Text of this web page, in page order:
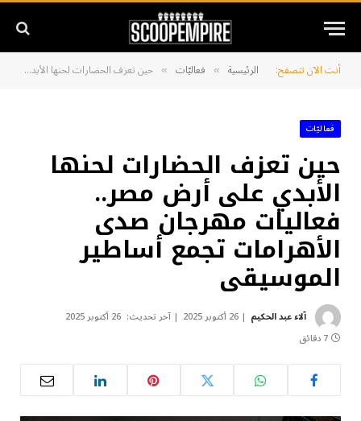
أنت الآن تتصفح: الرئيسية » فعاليّات » حين تعزف الحضارات لحنها الأبدي على أرض مصر.. فعاليات مهرجان صدى الأهرامات تجمع أساطير الموسيقى
فعاليّات
حين تعزف الحضارات لحنها
الأبدي على أرض مصر..
فعاليات مهرجان صدى
الأهرامات تجمع أساطير
الموسيقى
آلاء عبد الحكيم 26 أكتوبر 2025 آخر تحديث: 26 أكتوبر 2025
7 دقائق